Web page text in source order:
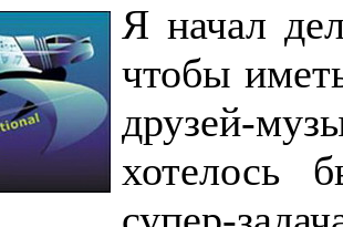
Я начал
чтобы
друзей-
хотелось